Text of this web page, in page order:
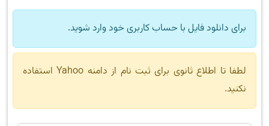
برای دانلود فایل با حساب کاربری خود وارد شوید.
لطفا تا اطلاع ثانوی برای ثبت نام از دامنه Yahoo استفاده
نکنید.